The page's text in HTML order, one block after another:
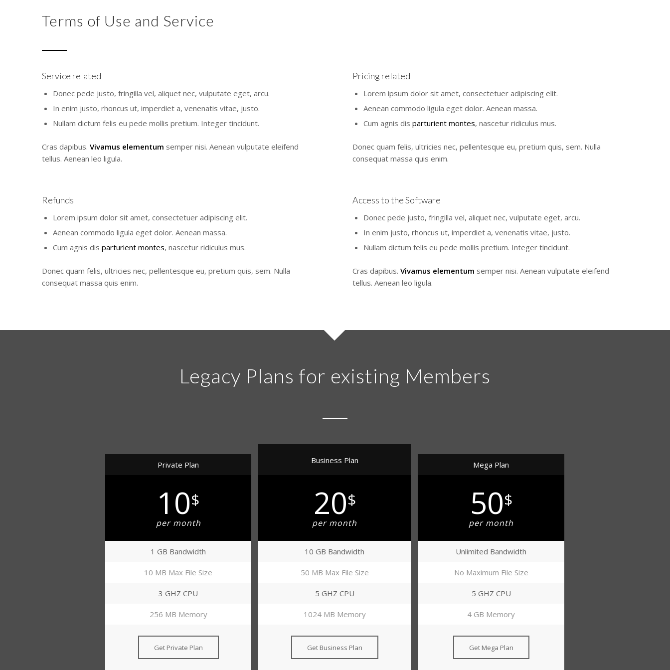
Terms of Use and Service
Service related
Donec pede justo, fringilla vel, aliquet nec, vulputate eget, arcu.
In enim justo, rhoncus ut, imperdiet a, venenatis vitae, justo.
Nullam dictum felis eu pede mollis pretium. Integer tincidunt.
Cras dapibus. Vivamus elementum semper nisi. Aenean vulputate eleifend
tellus. Aenean leo ligula.
Pricing related
Lorem ipsum dolor sit amet, consectetuer adipiscing elit.
Aenean commodo ligula eget dolor. Aenean massa.
Cum agnis disparturient montes, nascetur ridiculus mus.
Donec quam felis, ultricies nec, pellentesque eu, pretium quis, sem. Nulla
consequat massa quis enim.
Refunds
Lorem ipsum dolor sit amet, consectetuer adipiscing elit.
Aenean commodo ligula eget dolor. Aenean massa.
Cum agnis dis parturient montes, nascetur ridiculus mus.
Donec quam felis, ultricies nec, pellentesque eu, pretium quis, sem. Nulla
consequat massa quis enim.
Access to the Software
Donec pede justo, fringilla vel, aliquet nec, vulputate eget, arcu.
In enim justo, rhoncus ut, imperdiet a, venenatis vitae, justo.
Nullam dictum felis eu pede mollis pretium. Integer tincidunt.
Cras dapibus.Vivamus elementum semper nisi. Aenean vulputate eleifend
tellus. Aenean leo ligula.
Legacy Plans for existing Members
Private Plan
10$
per month
1 GB Bandwidth
10 MB Max File Size
3 GHZ CPU
256 MB Memory
Get Private Plan
Business Plan
20$
per month
10 GB Bandwidth
50 MB Max File Size
5 GHZ CPU
1024 MB Memory
Get Business Plan
Mega Plan
50$
per month
Unlimited Bandwidth
No Maximum File Size
5 GHZ CPU
4 GB Memory
Get Mega Plan